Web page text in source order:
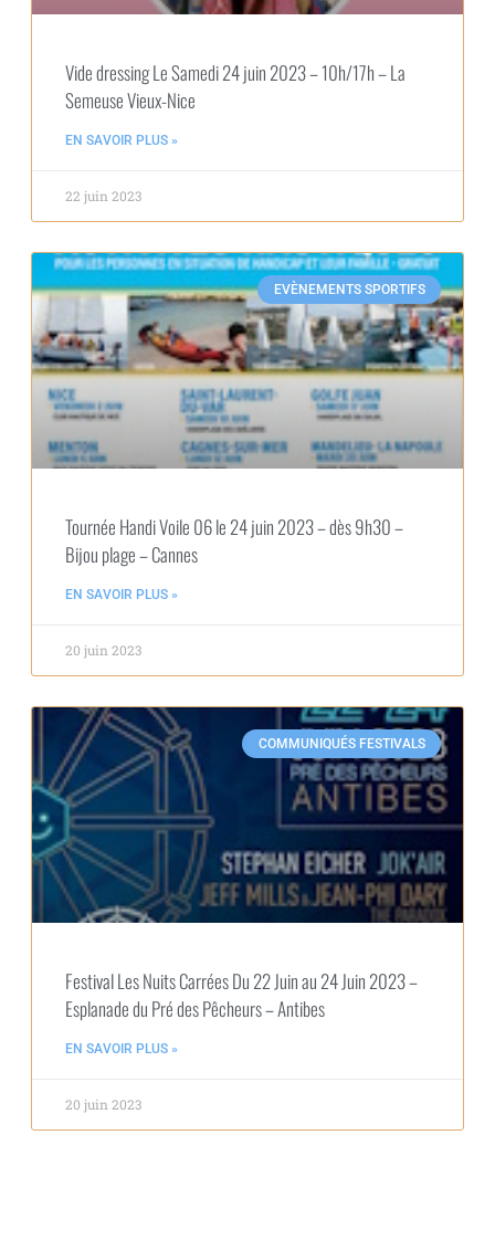
Vide dressing Le Samedi 24 juin 2023 – 10h/17h – La
Semeuse Vieux-Nice
EN SAVOIR PLUS »
22 juin 2023
EVÈNEMENTS SPORTIFS
Tournée Handi Voile 06 le 24 juin 2023 – dès 9h30 –
Bijou plage – Cannes
EN SAVOIR PLUS »
20 juin 2023
COMMUNIQUÉS FESTIVALS
Festival Les Nuits Carrées Du 22 Juin au 24 Juin 2023 –
Esplanade du Pré des Pêcheurs – Antibes
EN SAVOIR PLUS »
20 juin 2023